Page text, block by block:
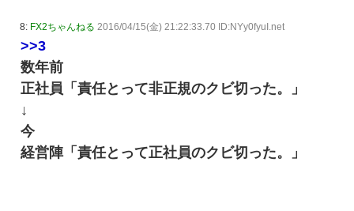
8: FX2ちゃんねる 2016/04/15(金) 21:22:33.70 ID:NYy0fyuI.net
>>3
数年前
正社員「責任とって非正規のクビ切った。」
↓
今
経営陣「責任とって正社員のクビ切った。」